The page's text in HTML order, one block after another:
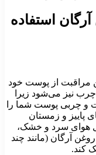
استفاده
مراقبت از پوست خود
نیز می‌شود زیرا
و چربی پوست شما را
پاییز و زمستان
هوای سرد و خشک،
آرگان (مانند چند
کند.